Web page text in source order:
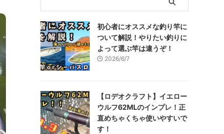
初心者にオススメな釣り竿に
ついて解説！やりたい釣りに
よって選ぶ竿は違うぞ！
2026/6/7
【ロデオクラフト】イエロー
ウルフ62MLのインプレ！正
直めちゃくちゃ使いやすいで
す！